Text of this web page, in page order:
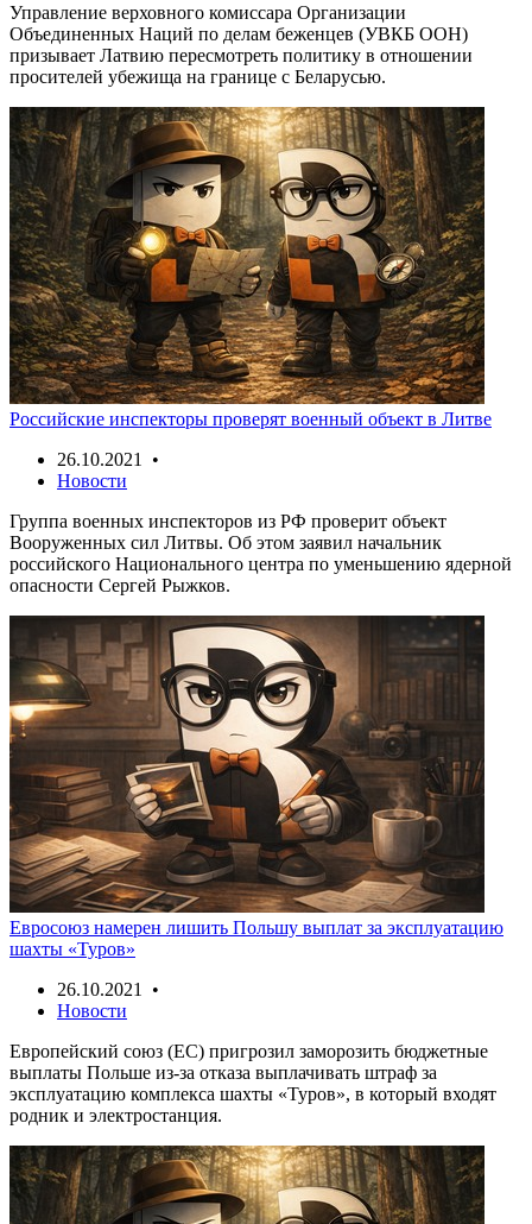
Управление верховного комиссара Организации
Объединенных Наций по делам беженцев (УВКБ ООН)
призывает Латвию пересмотреть политику в отношении
просителей убежища на границе с Беларусью.
Российские инспекторы проверят военный объект в Литве
26.10.2021 •
Новости
Группа военных инспекторов из РФ проверит объект
Вооруженных сил Литвы. Об этом заявил начальник
российского Национального центра по уменьшению ядерной
опасности Сергей Рыжков.
Евросоюз намерен лишить Польшу выплат за эксплуатацию
шахты «Туров»
26.10.2021 •
Новости
Европейский союз (ЕС) пригрозил заморозить бюджетные
выплаты Польше из-за отказа выплачивать штраф за
эксплуатацию комплекса шахты «Туров», в который входят
родник и электростанция.